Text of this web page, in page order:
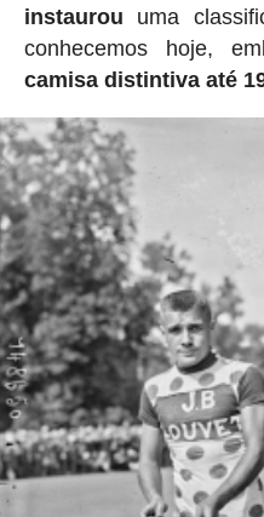
instaurou uma
conhecemos hoje,
camisa distintiva até